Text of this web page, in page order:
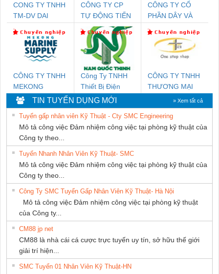
CONG TY TNHH
TM-DV DAI
CÔNG TY CP
TỰ ĐỘNG TIẾN
HƯNG
CÔNG TY CỔ
PHẦN DÂY VÀ
THƯỢNG ĐÌNH
CÔNG TY TNHH
MEKONG
MARINE SUPPLY
Công Ty TNHH
Thiết Bị Điện
Nam Quốc Thịnh
CÔNG TY TNHH
THƯƠNG MẠI
THIÊN ÂN VIỆT
NAM
TIN TUYỂN DỤNG MỚI » Xem tất cả
Tuyển gấp nhân viên Kỹ Thuật - Cty SMC Engineering
Mô tả công việc Đảm nhiệm công việc tại phòng kỹ thuật của
Công ty theo...
Tuyển Nhanh Nhân Viên Kỹ Thuật- SMC
Mô tả công việc Đảm nhiệm công việc tại phòng kỹ thuật của
Công ty theo...
Công Ty SMC Tuyển Gấp Nhân Viên Kỹ Thuật- Hà Nội
Mô tả công việc Đảm nhiệm công việc tại phòng kỹ thuật
của Công ty...
CM88 jp net
CM88 là nhà cái cá cược trực tuyến uy tín, sở hữu thế giới
giải trí hiện...
SMC Tuyển 01 Nhân Viên Kỹ Thuật-HN